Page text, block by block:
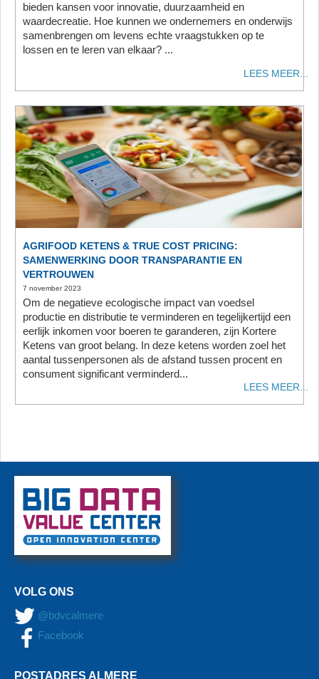
bieden kansen voor innovatie, duurzaamheid en
waardecreatie. Hoe kunnen we ondernemers en onderwijs
samenbrengen om levens echte vraagstukken op te
lossen en te leren van elkaar? ...
LEES MEER...
AGRIFOOD KETENS & TRUE COST PRICING:
SAMENWERKING DOOR TRANSPARANTIE EN
VERTROUWEN
7 november 2023
Om de negatieve ecologische impact van voedsel
productie en distributie te verminderen en tegelijkertijd een
eerlijk inkomen voor boeren te garanderen, zijn Kortere
Ketens van groot belang. In deze ketens worden zoel het
aantal tussenpersonen als de afstand tussen procent en
consument significant verminderd...
LEES MEER...
VOLG ONS
@bdvcalmere
Facebook
POSTADRES ALMERE